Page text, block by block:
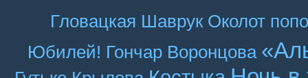
Гловацкая Шаврук Околот
Юбилей! Гончар Воронцова